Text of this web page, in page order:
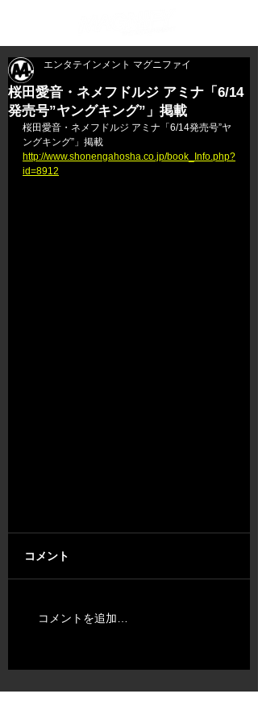
桜田愛音・ネメフドルジ アミナ「6/14
発売号”ヤングキング”」掲載
エンタテインメント マグニファイ
桜田愛音・ネメフドルジ アミナ「6/14発売号”ヤ
ングキング”」掲載
http://www.shonengahosha.co.jp/book_Info.php?
id=8912
コメント
コメントを追加…